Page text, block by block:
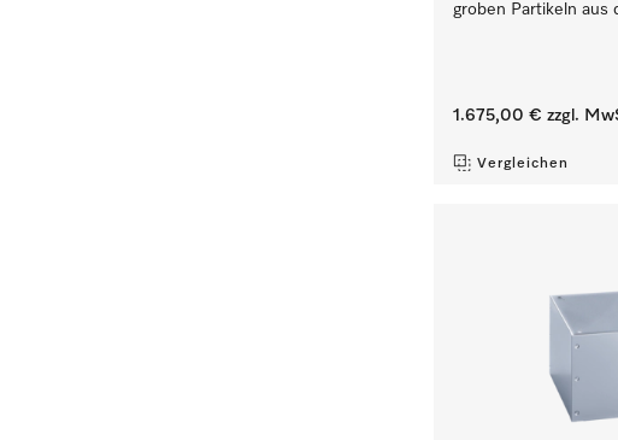
groben Partikeln aus
1.675,00 € zzgl.
Vergleichen